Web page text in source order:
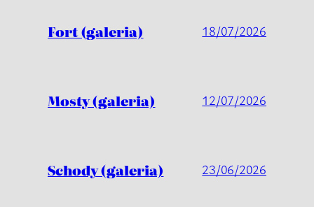
Fort (galeria) 18/07/2026
Mosty (galeria) 12/07/2026
Schody (galeria) 23/06/2026